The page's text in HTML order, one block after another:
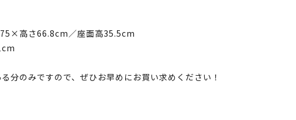
高さ66.8cm／座面高35.5cm
分のみですので、ぜひお早めにお買い求めください！